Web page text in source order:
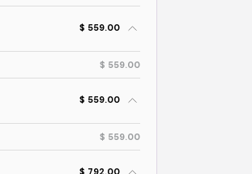
$ 559.00
$ 559.00
$ 559.00
$ 559.00